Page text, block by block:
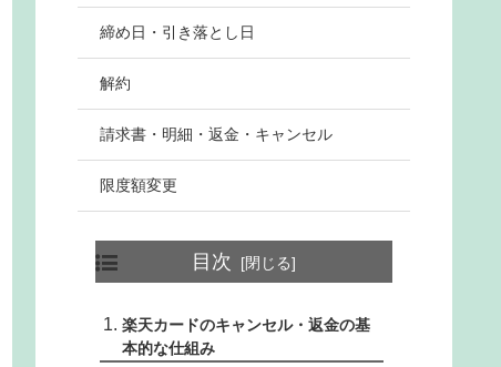
締め日・引き落とし日
解約
請求書・明細・返金・キャンセル
限度額変更
目次
楽天カードのキャンセル・返金の基
本的な仕組み